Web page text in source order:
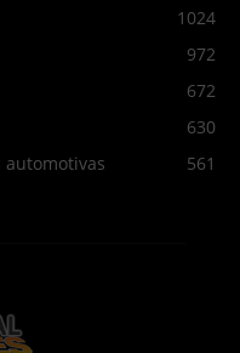
1024
972
672
630
automotivas
561